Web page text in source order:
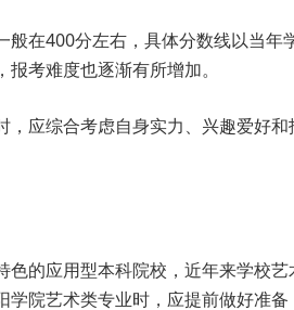
般在400分左右，具体分数线以当
考难度也逐渐有所增加。
，应综合考虑自身实力、兴趣爱好
色的应用型本科院校，近年来学校
院艺术类专业时，应提前做好准备